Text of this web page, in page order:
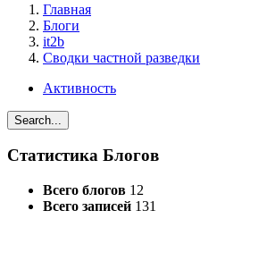
Главная
Блоги
it2b
Сводки частной разведки
Активность
Search...
Статистика Блогов
Всего блогов 12
Всего записей 131